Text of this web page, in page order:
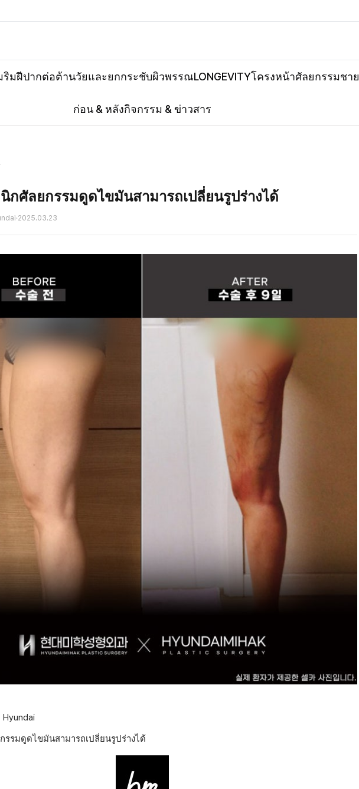
ริมฝีปากต่อต้านวัยและยกกระชับผิวพรรณLONGEVITYโครงหน้าศัลยกรรมชาย
ก่อน & หลังกิจกรรม & ข่าวสาร
กศัลยกรรมดูดไขมันสามารถเปลี่ยนรูปร่างได้
·2025.03.23
รรมดูดไขมันสามารถเปลี่ยนรูปร่างได้